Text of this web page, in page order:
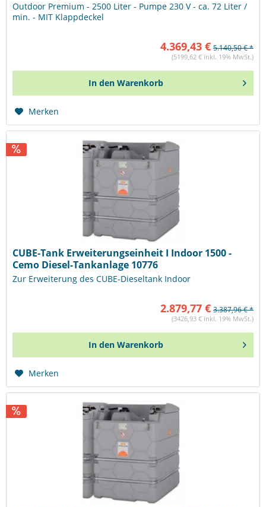
Outdoor Premium - 2500 Liter - Pumpe 230 V - ca. 72 Liter /
min. - MIT Klappdeckel
4.369,43 € 5.140,50 € *
(5199,62 € inkl. 19% MwSt.)
In den Warenkorb
Merken
CUBE-Tank Erweiterungseinheit I Indoor 1500 -
Cemo Diesel-Tankanlage 10776
Zur Erweiterung des CUBE-Dieseltank Indoor
2.879,77 € 3.387,96 € *
(3426,93 € inkl. 19% MwSt.)
In den Warenkorb
Merken